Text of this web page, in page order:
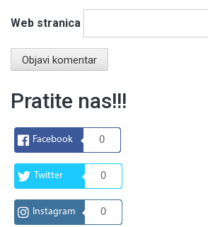
Web stranica
Pratite nas!!!
Facebook 0
Twitter 0
Instagram 0